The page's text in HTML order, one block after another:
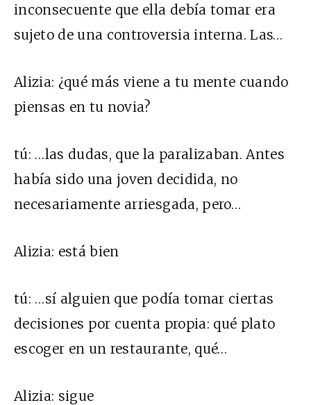
inconsecuente que ella debía tomar era
sujeto de una controversia interna. Las…
Alizia: ¿qué más viene a tu mente cuando
piensas en tu novia?
tú: …las dudas, que la paralizaban. Antes
había sido una joven decidida, no
necesariamente arriesgada, pero…
Alizia: está bien
tú: …sí alguien que podía tomar ciertas
decisiones por cuenta propia: qué plato
escoger en un restaurante, qué…
Alizia: sigue